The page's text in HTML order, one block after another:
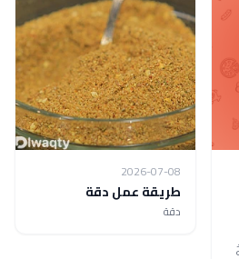
2026-07-08
طريقة عمل دقة
دقة